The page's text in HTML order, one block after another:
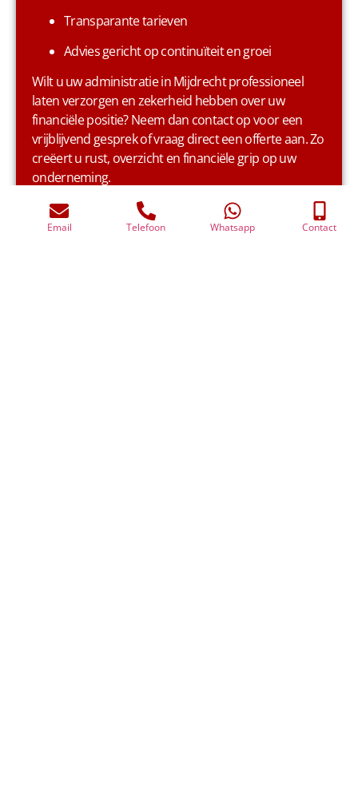
Transparante tarieven
Advies gericht op continuïteit en groei
Wilt u uw administratie in Mijdrecht professioneel
laten verzorgen en zekerheid hebben over uw
financiële positie? Neem dan contact op voor een
vrijblijvend gesprek of vraag direct een offerte aan. Zo
creëert u rust, overzicht en financiële grip op uw
onderneming.
Neem contact op